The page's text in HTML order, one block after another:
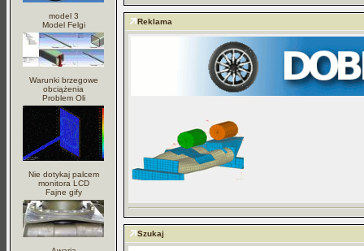
model 3
Model Felgi
Warunki brzegowe
obciążenia
Problem Oli
Nie dotykaj palcem
monitora LCD
Fajne gify
Reklama
Szukaj